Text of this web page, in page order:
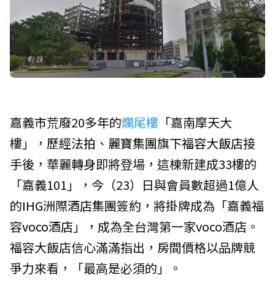
嘉義市荒廢20多年的爛尾樓 「嘉南摩天大
樓」，歷經法拍、 麗寶集團旗下福容大飯店接
手後，華麗轉身即將登場，這棟新建成33樓的
「嘉義101」，今（23）日與會員數超過1億人
的IHG洲際酒店集團簽約，將掛牌成為「嘉義福
容voco酒店 」，成為全台灣第一家voco酒店。
福容大飯店信心滿滿指出，房間價格以品牌競
爭力來看，「最高是必須的」。